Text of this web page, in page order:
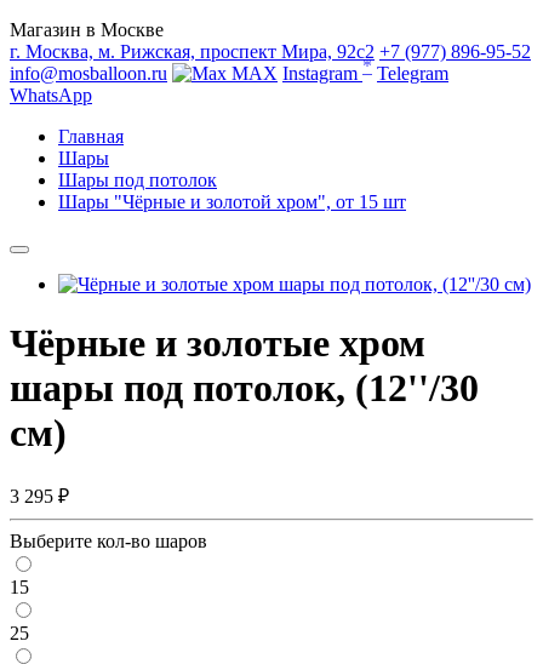
Магазин в Москве
г. Москва, м. Рижская, проспект Мира, 92с2 +7 (977) 896-95-52
info@mosballoon.ru
MAX Instagram * Telegram
WhatsApp
Главная
Шары
Шары под потолок
Шары "Чёрные и золотой хром", от 15 шт
Чёрные и золотые хром
шары под потолок, (12''/30
см)
3 295 ₽
Выберите кол-во шаров
15
25